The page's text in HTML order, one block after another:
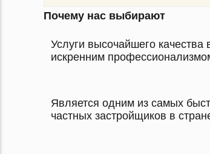
Почему нас выбирают
Услуги высочайшего качества
искренним
Является одним из самых
частных застройщиков в